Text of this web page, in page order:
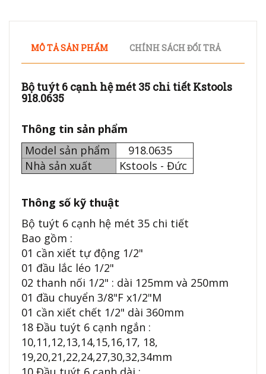
MÔ TẢ SẢN PHẨM CHÍNH SÁCH ĐỔI TRẢ
Bộ tuýt 6 cạnh hệ mét 35 chi tiết Kstools
918.0635
Thông tin sản phẩm
Model sản phẩm
918.0635
Nhà sản xuất
Kstools - Đức
Thông số kỹ thuật
Bộ tuýt 6 cạnh hệ mét 35 chi tiết
Bao gồm :
01 cần xiết tự động 1/2"
01 đầu lắc léo 1/2"
02 thanh nối 1/2" : dài 125mm và 250mm
01 đầu chuyển 3/8"F x1/2"M
01 cần xiết chết 1/2" dài 360mm
18 Đầu tuýt 6 cạnh ngắn :
10,11,12,13,14,15,16,17, 18,
19,20,21,22,24,27,30,32,34mm